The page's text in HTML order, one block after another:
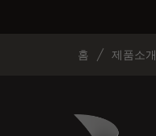
홈 제품소개
Danaher Logo